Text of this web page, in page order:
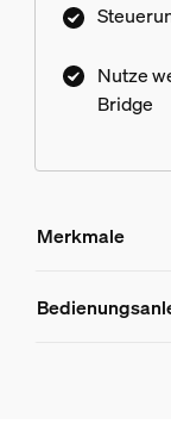
Nutze
Bridge
Merkmale